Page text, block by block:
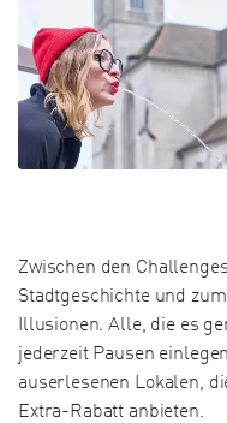
Zwischen den
Stadtgeschichte und
Illusionen. Alle, die es
jederzeit Pausen
auserlesenen Lokalen,
Extra-Rabatt anbieten.